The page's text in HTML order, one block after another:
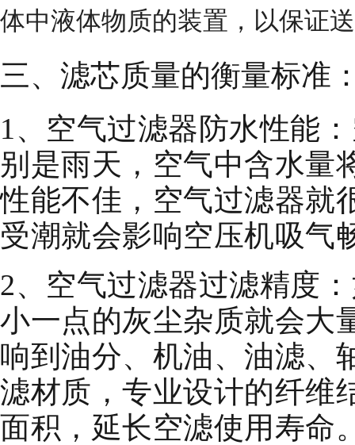
体中液体物质的装置，以保证
三、滤芯质量的衡量标准
1、空气过滤器防水性能
别是雨天，空气中含水量
性能不佳，空气过滤器就
受潮就会影响空压机吸气
2、空气过滤器过滤精度
小一点的灰尘杂质就会大
响到油分、机油、油滤、
滤材质，专业设计的纤维
面积，延长空滤使用寿命